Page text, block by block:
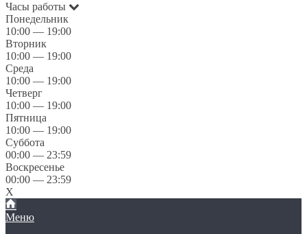
Часы работы
Понедельник
10:00 — 19:00
Вторник
10:00 — 19:00
Среда
10:00 — 19:00
Четверг
10:00 — 19:00
Пятница
10:00 — 19:00
Суббота
00:00 — 23:59
Воскресенье
00:00 — 23:59
X
Меню